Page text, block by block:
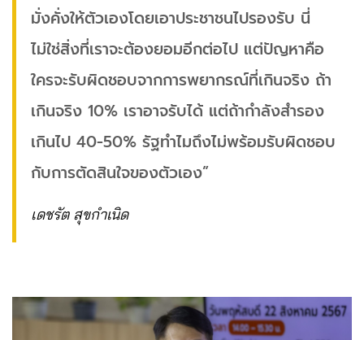
มั่งคั่งให้ตัวเองโดยเอาประชาชนไปรองรับ นี่
ไม่ใช่สิ่งที่เราจะต้องยอมอีกต่อไป แต่ปัญหาคือ
ใครจะรับผิดชอบจากการพยากรณ์ที่เกินจริง ถ้า
เกินจริง 10% เราอาจรับได้ แต่ถ้ากำลังสำรอง
เกินไป 40-50% รัฐทำไมถึงไม่พร้อมรับผิดชอบ
กับการตัดสินใจของตัวเอง”
เดชรัต สุขกำเนิด